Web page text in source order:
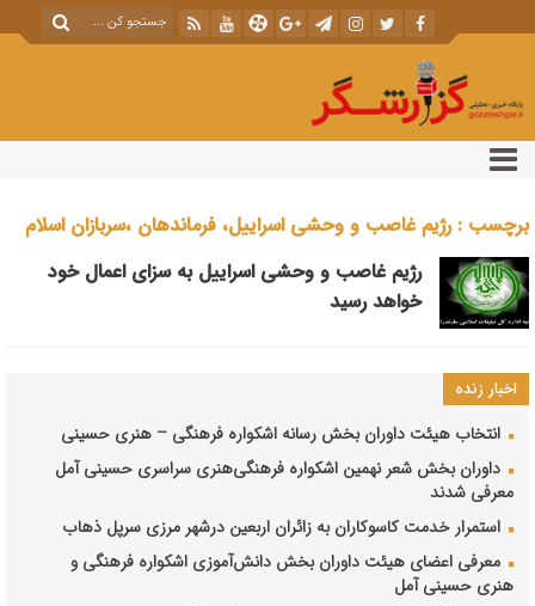
برچسب : رژیم غاصب و وحشی اسراییل، فرماندهان ،سربازان اسلام
و انقلاب ،
رژیم غاصب و وحشی اسراییل به سزای اعمال خود
خواهد رسید
اخبار زنده
انتخاب هیئت داوران بخش رسانه اشکواره فرهنگی‌ – هنری حسینی
داوران بخش شعر نهمین اشکواره فرهنگی‌هنری سراسری حسینی آمل
معرفی شدند
استمرار خدمت کاسوکاران به زائران اربعین درشهر مرزی سرپل ذهاب
معرفی اعضای هیئت داوران بخش دانش‌آموزی اشکواره فرهنگی و
هنری حسینی آمل